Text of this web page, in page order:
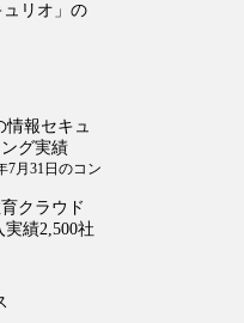
ュリオ」の
情報セキュ
グ実績
7月31日のコン
クラウド
実績2,500社